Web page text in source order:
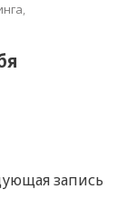
,
запись